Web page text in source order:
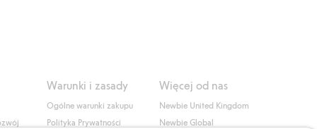
Warunki i zasady
Ogólne warunki zakupu
Polityka Prywatności
Więcej od nas
Newbie United Kingdom
Newbie Global